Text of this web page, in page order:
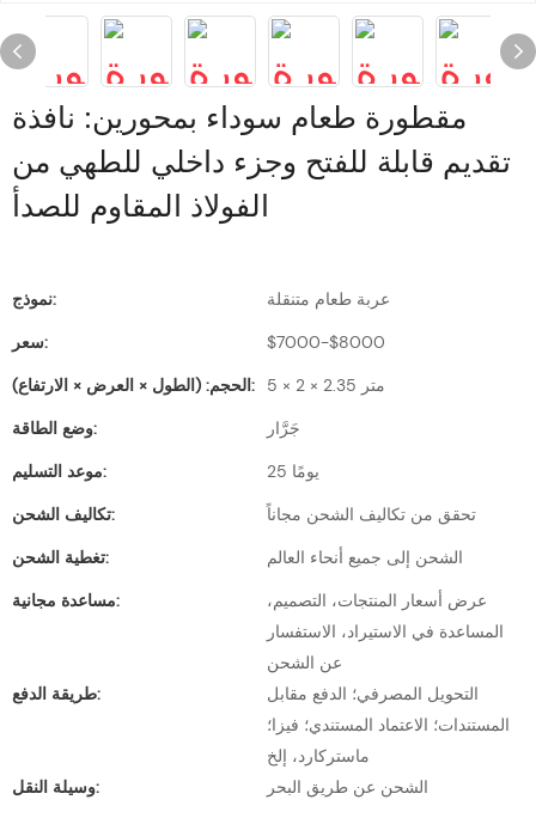
مقطورة طعام سوداء بمحورين: نافذة
تقديم قابلة للفتح وجزء داخلي للطهي من
الفولاذ المقاوم للصدأ
نموذج:
عربة طعام متنقلة
سعر:
$7000-$8000
الحجم: (الطول × العرض × الارتفاع):
5 × 2 × 2.35 متر
وضع الطاقة:
جَرَّار
موعد التسليم:
25 يومًا
تكاليف الشحن:
تحقق من تكاليف الشحن مجاناً
تغطية الشحن:
الشحن إلى جميع أنحاء العالم
مساعدة مجانية:
عرض أسعار المنتجات، التصميم،
المساعدة في الاستيراد، الاستفسار
عن الشحن
طريقة الدفع:
التحويل المصرفي؛ الدفع مقابل
المستندات؛ الاعتماد المستندي؛ فيزا؛
ماستركارد، إلخ
وسيلة النقل:
الشحن عن طريق البحر